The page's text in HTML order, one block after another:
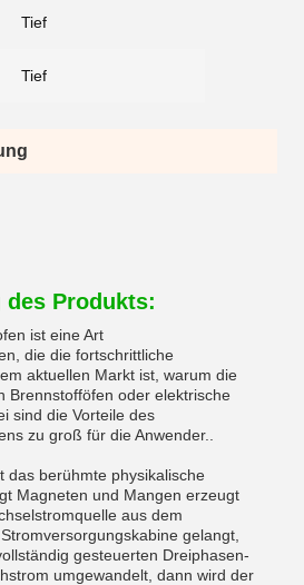
Tief
Tief
des Produkts:
ist eine Art
die die fortschrittliche
aktuellen Markt ist, warum die
Brennstofföfen oder elektrische
sind die Vorteile des
zu groß für die Anwender..
das berühmte physikalische
Magneten und Mangen erzeugt
aus dem
gelangt,
gesteuerten Dreiphasen-
umgewandelt, dann wird der